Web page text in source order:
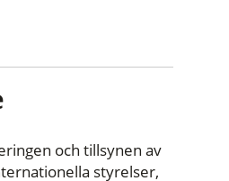
och tillsynen av
styrelser,